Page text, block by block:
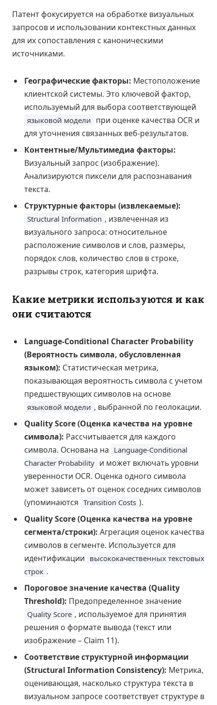
Патент фокусируется на обработке визуальных
запросов и использовании контекстных данных
для их сопоставления с каноническими
источниками.
Географические факторы: Местоположение
клиентской системы. Это ключевой фактор,
используемый для выбора соответствующей
языковой модели при оценке качества OCR и
для уточнения связанных веб-результатов.
Контентные/Мультимедиа факторы:
Визуальный запрос (изображение).
Анализируются пиксели для распознавания
текста.
Структурные факторы (извлекаемые):
Structural Information , извлеченная из
визуального запроса: относительное
расположение символов и слов, размеры,
порядок слов, количество слов в строке,
разрывы строк, категория шрифта.
Какие метрики используются и как
они считаются
Language-Conditional Character Probability
(Вероятность символа, обусловленная
языком): Статистическая метрика,
показывающая вероятность символа с учетом
предшествующих символов на основе
языковой модели , выбранной по геолокации.
Quality Score (Оценка качества на уровне
символа): Рассчитывается для каждого
символа. Основана на Language-Conditional
Character Probability и может включать уровни
уверенности OCR. Оценка одного символа
может зависеть от оценок соседних символов
(упоминаются Transition Costs ).
Quality Score (Оценка качества на уровне
сегмента/строки): Агрегация оценок качества
символов в сегменте. Используется для
идентификации высококачественных текстовых
строк .
Пороговое значение качества (Quality
Threshold): Предопределенное значение
Quality Score , используемое для принятия
решения о формате вывода (текст или
изображение – Claim 11).
Соответствие структурной информации
(Structural Information Consistency): Метрика,
оценивающая, насколько структура текста в
визуальном запросе соответствует структуре в